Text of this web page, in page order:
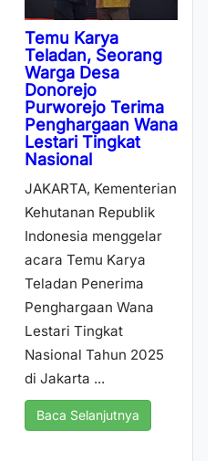
Temu Karya
Teladan, Seorang
Warga Desa
Donorejo
Purworejo Terima
Penghargaan Wana
Lestari Tingkat
Nasional
JAKARTA, Kementerian
Kehutanan Republik
Indonesia menggelar
acara Temu Karya
Teladan Penerima
Penghargaan Wana
Lestari Tingkat
Nasional Tahun 2025
di Jakarta ...
Baca Selanjutnya